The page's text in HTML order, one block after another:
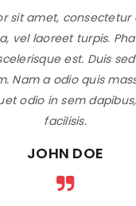
sit amet, consectetur
vel laoreet turpis.
est. Duis
Nam a odio quis
odio in sem
facilisis.
JOHN DOE